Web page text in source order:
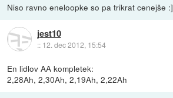
Niso ravno eneloopke so pa trikrat cenejše :]
jest10
:: 12. dec 2012, 15:54
En lidlov AA kompletek:
2,28Ah, 2,30Ah, 2,19Ah, 2,22Ah